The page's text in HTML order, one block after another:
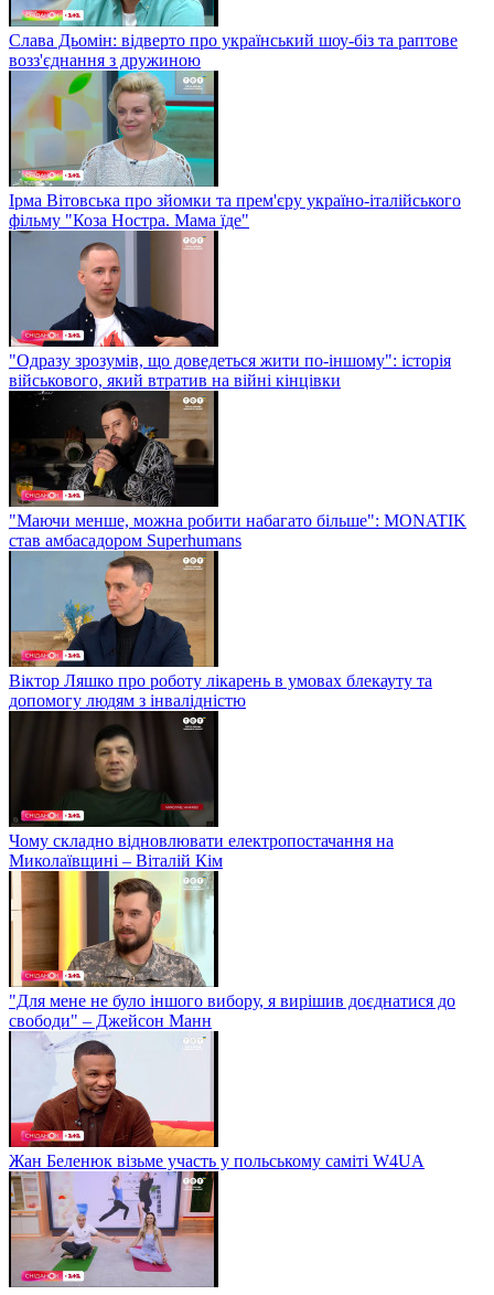
Слава Дьомін: відверто про український шоу-біз та раптове
возз'єднання з дружиною
Ірма Вітовська про зйомки та прем'єру україно-італійського
фільму "Коза Ностра. Мама їде"
"Одразу зрозумів, що доведеться жити по-іншому": історія
військового, який втратив на війні кінцівки
"Маючи менше, можна робити набагато більше": MONATIK
став амбасадором Superhumans
Віктор Ляшко про роботу лікарень в умовах блекауту та
допомогу людям з інвалідністю
Чому складно відновлювати електропостачання на
Миколаївщині – Віталій Кім
"Для мене не було іншого вибору, я вирішив доєднатися до
свободи" – Джейсон Манн
Жан Беленюк візьме участь у польському саміті W4UA